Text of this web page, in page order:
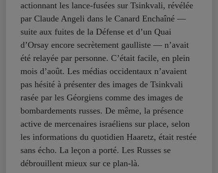
actionnant les lance-fusées sur Tsinkvali, révélée
par Claude Angeli dans le Canard Enchaîné —
suite aux fuites de la Défense et d’un Quai
d’Orsay encore secrètement gaulliste — n’avait
été relayée par personne. C’était facile, en plein
mois d’août. Les médias occidentaux n’avaient
pas hésité à présenter des images de Tsinkvali
rasée par les Géorgiens comme des images de
bombardements russes. De même, la présence
active de mercenaires israéliens sur place, selon
les informations du quotidien Haaretz, était restée
sans écho. La leçon a porté. Les Russes se
débrouillent mieux sur ce plan-là.